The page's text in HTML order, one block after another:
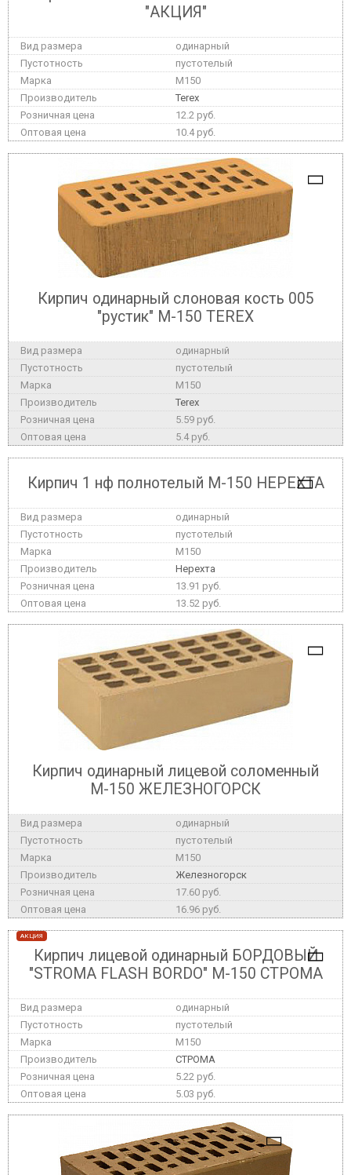
"АКЦИЯ"
одинарный
пустотелый
M150
Terex
12.2 руб.
10.4 руб.
Кирпич одинарный слоновая кость 005
"рустик" М-150 TEREX
одинарный
пустотелый
M150
Terex
5.59 руб.
5.4 руб.
Кирпич 1 нф полнотелый М-150 НЕРЕХТА
одинарный
пустотелый
M150
Нерехта
13.91 руб.
13.52 руб.
Кирпич одинарный лицевой соломенный
М-150 ЖЕЛЕЗНОГОРСК
одинарный
пустотелый
M150
Железногорск
17.60 руб.
16.96 руб.
АКЦИЯ
Кирпич лицевой одинарный БОРДОВЫЙ
"STROMA FLASH BORDO" М-150 СТРОМА
одинарный
пустотелый
M150
СТРОМА
5.22 руб.
5.03 руб.